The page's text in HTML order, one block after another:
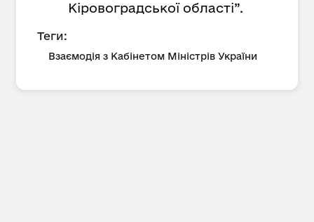
Кіровоградської області”.
Теги:
Взаємодія з Кабінетом Міністрів України